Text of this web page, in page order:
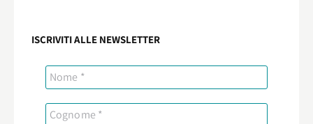
ISCRIVITI ALLE NEWSLETTER